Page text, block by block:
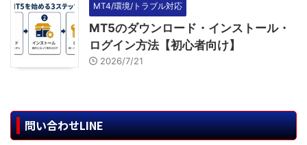
MT4/環境/トラブル対応
MT5のダウンロード・インストール・
ログイン方法【初心者向け】
2026/7/21
問い合わせLINE